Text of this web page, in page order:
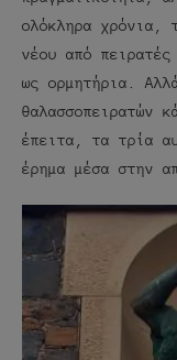
ολόκληρα χρόνια,
νέου από
ως ορμητήρια.
θαλασσοπειρατών
έπειτα, τα τρία
έρημα μέσα στην